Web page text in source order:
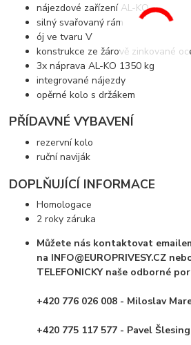
nájezdové zařízení AL-KO
silný svařovaný rám
ój ve tvaru V
konstrukce ze žárově zinkované
3x náprava AL-KO 1350 kg
integrované nájezdy
opěrné kolo s držákem
PŘÍDAVNÉ VYBAVENÍ
rezervní kolo
ruční naviják
DOPLŇUJÍCÍ INFORMACE
Homologace
2 roky záruka
Můžete nás kontaktovat
na INFO@EUROPRIVESY.CZ
TELEFONICKY naše odborné
+420 776 026 008 - Miloslav
+420 775 117 577 - Pavel